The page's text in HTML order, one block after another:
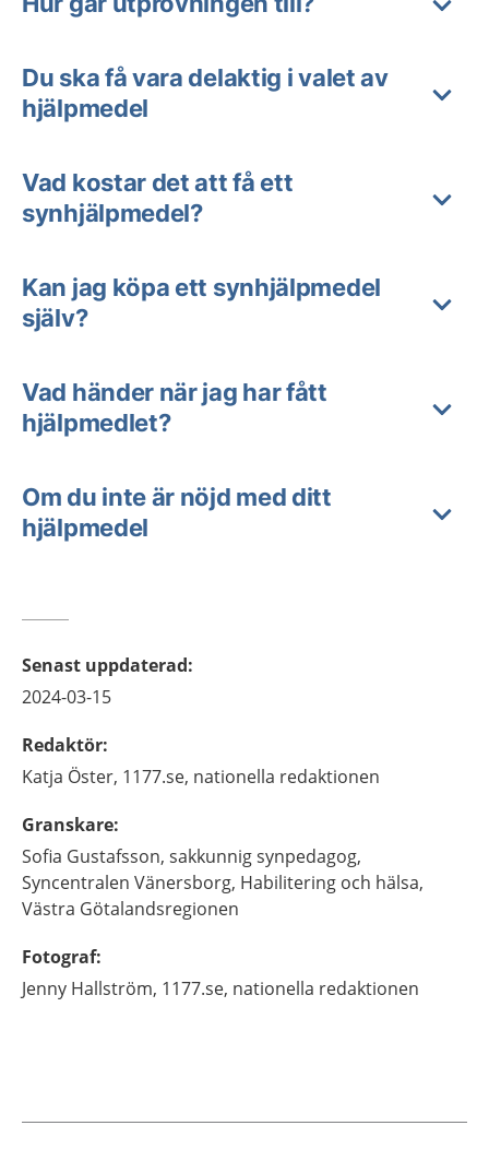
Du ska få vara delaktig i valet av
hjälpmedel
Vad kostar det att få ett
synhjälpmedel?
Kan jag köpa ett synhjälpmedel
själv?
Vad händer när jag har fått
hjälpmedlet?
Om du inte är nöjd med ditt
hjälpmedel
Senast uppdaterad:
2024-03-15
Redaktör:
Katja Öster, 1177.se, nationella redaktionen
Granskare:
Sofia Gustafsson, sakkunnig synpedagog,
Syncentralen Vänersborg, Habilitering och hälsa,
Västra Götalandsregionen
Fotograf:
Jenny Hallström, 1177.se, nationella redaktionen